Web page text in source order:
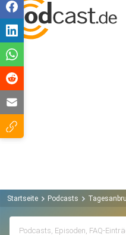
Startseite Podcasts